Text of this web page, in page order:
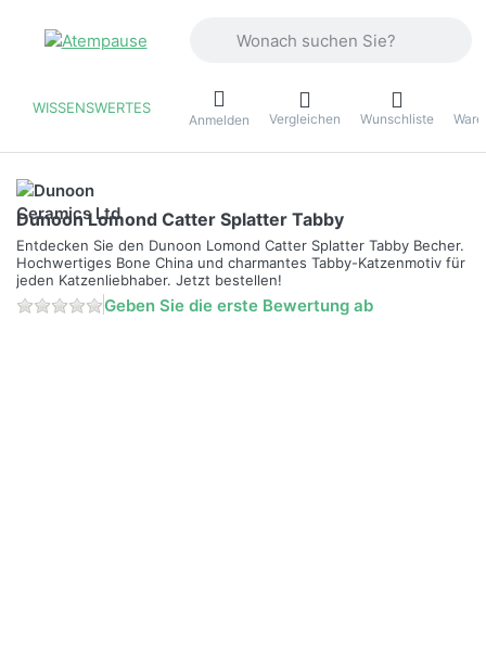
WISSENSWERTES
Anmelden Vergleichen Wunschliste
Dunoon Lomond Catter Splatter Tabby
Entdecken Sie den Dunoon Lomond Catter Splatter Tabby Becher.
Hochwertiges Bone China und charmantes Tabby-Katzenmotiv für
jeden Katzenliebhaber. Jetzt bestellen!
Geben Sie die erste Bewertung ab